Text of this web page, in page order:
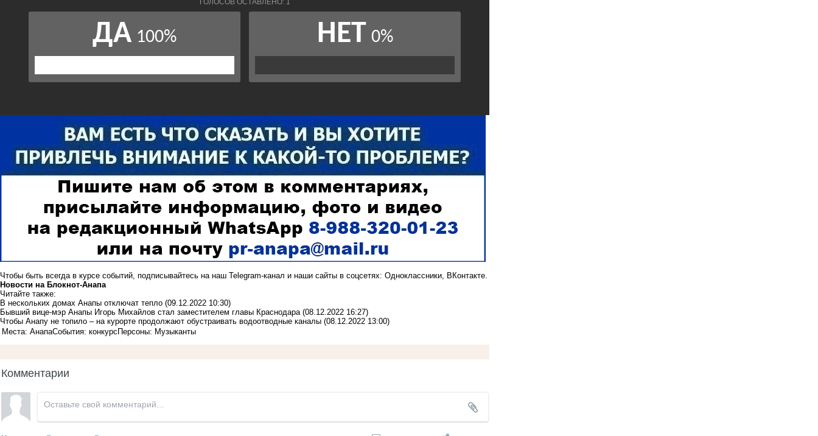
Чтобы быть всегда в курсе событий, подписывайтесь на наш Telegram-канал и наши сайты в соцсетях: Одноклассники, ВКонтакте
Новости на Блoкнoт-Анапа
Читайте также:
В нескольких домах Анапы отключат тепло (09.12.2022 10:30)
Бывший вице-мэр Анапы Игорь Михайлов стал заместителем главы Краснодара (08.12.2022 16:27)
Чтобы Анапу не топило – на курорте продолжают обустраивать водоотводные каналы (08.12.2022 13:00)
Места: АнапаСобытия: конкурсПерсоны: Музыканты
Комментарии